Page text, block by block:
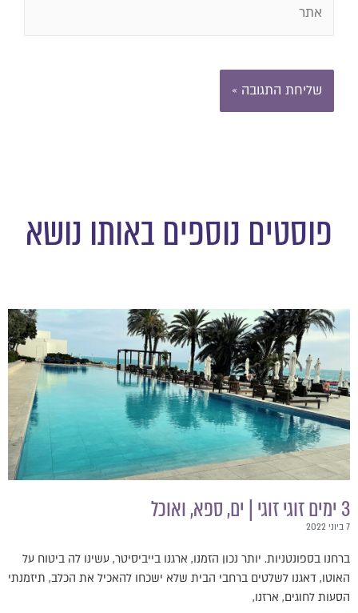
פוסטים נוספים באותו נושא
בספונטניות. יותר נכון הזמנו, ארגנו בייביסיטר, עשינו לה ביטוח על
דאגנו לשלטים ברחבי הבית שלא ישכחו להאכיל את הכלב, תיזמנתי
לחוגים, ארזנו,